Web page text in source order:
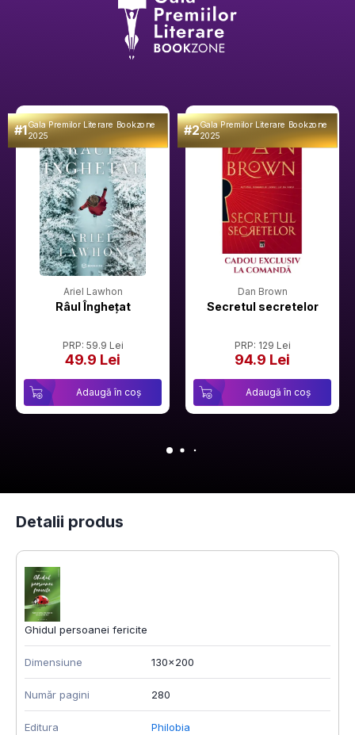
#1Gala Premilor Literare Bookzone
2025
Ariel Lawhon
Râul Înghețat
PRP: 59.9 Lei
49.9 Lei
Adaugă în coș
#2Gala Premilor Literare Bookzone
2025
Dan Brown
Secretul secretelor
PRP: 129 Lei
94.9 Lei
Adaugă în coș
Detalii produs
Ghidul persoanei fericite
Dimensiune 130x200
Număr pagini 280
Editura Philobia